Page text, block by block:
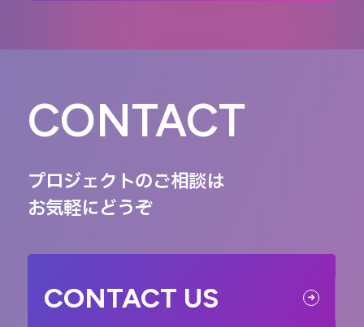
CONTACT
プロジェクトのご相談は
お気軽にどうぞ
CONTACT US